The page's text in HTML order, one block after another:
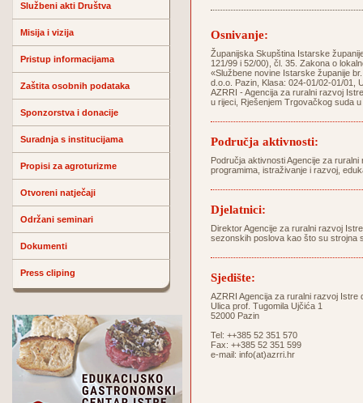
Službeni akti Društva
Misija i vizija
Pristup informacijama
Zaštita osobnih podataka
Sponzorstva i donacije
Suradnja s institucijama
Propisi za agroturizme
Otvoreni natječaji
Održani seminari
Dokumenti
Press cliping
Osnivanje:
Županijska Skupština Istarske
121/99 i 52/00), čl. 35. Zakona o
«Službene novine Istarske županije
d.o.o. Pazin, Klasa: 024-01/02-01/01,
AZRRI - Agencija za ruralni razvoj
u rijeci, Rješenjem Trgovačkog suda
Područja aktivnosti:
Područja aktivnosti Agencije za
programima, istraživanje i razvoj,
Djelatnici:
Direktor Agencije za ruralni razvoj
sezonskih poslova kao što su strojna
Sjedište:
AZRRI Agencija za ruralni razvoj Istre
Ulica prof. Tugomila Ujčića 1
52000 Pazin
Tel: ++385 52 351 570
Fax: ++385 52 351 599
e-mail: info(at)azrri.hr